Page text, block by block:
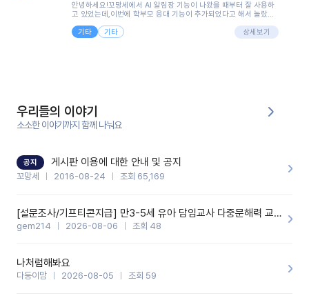
면..)그리고 제가 신입 때 이게 있었더라면 ㅜㅜㅜㅜ?응대 팁이 정말
좋은거 같아요지금은 그래도 아이들이 잘 이해 되지만초임 때는 정
말 어려워서 항상다른 선생님들께 도움을 요청했었거든요..ㅠ*일지
쓸 때도 좀 도움이 되는 거 같아요!
안녕하세요!꼬망세에서 AI 알림장 기능이 나왔을 때부터 잘 사용하
고 있었는데,이번에 학부모 응대 기능이 추가되었다고 해서 놀랐습
님 응대에 더 많은 부담을 느끼고 있습니다 ㅠㅠ이번에 제가 원에서
겪은 일과 학부모님께 전달드렸던 내용을 함께 보시고,저와 비슷한
을 많이 하는데,꼬망봇 덕분에 고민하는 시간을 줄이고 학부모님을
안심시킬 수 있었습니다.이 부분은 꼬망봇이 추가로 알려준 응대 tip
입니다.학부모님께 전화를 드리기 전에, 내용을 숙지하여 좀 더 전문
성 있는 교사가 되어 대화를 나눌 수 있었습니다.꼬망세 AI학부모 응
기능을 개발해 주셔서 감사합니다.
기타 기타 상세보기
우리들의 이야기
소소한 이야기까지 함께 나눠요
공지 게시판 이용에 대한 안내 및 공지
꼬망세 2016-08-24 조회 65,169
[설문조사/기프티콘지급] 만3-5세 유아 담임교사 다중문해력 교육 증진을 위한 설문조사
gem214 2026-08-06 조회 48
나처럼해봐요
다둥이맘 2026-08-05 조회 59